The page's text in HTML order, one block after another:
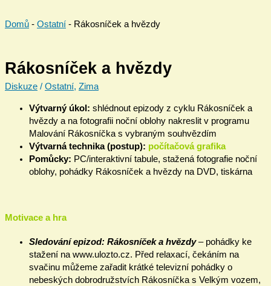
Domů - Ostatní - Rákosníček a hvězdy
Rákosníček a hvězdy
Diskuze / Ostatní, Zima
Výtvarný úkol: shlédnout epizody z cyklu Rákosníček a
hvězdy a na fotografii noční oblohy nakreslit v programu
Malování Rákosníčka s vybraným souhvězdím
Výtvarná technika (postup): počítačová grafika
Pomůcky: PC/interaktivní tabule, stažená fotografie noční
oblohy, pohádky Rákosníček a hvězdy na DVD, tiskárna
Motivace a hra
Sledování epizod: Rákosníček a hvězdy– pohádky ke
stažení na www.ulozto.cz. Před relaxací, čekáním na
svačinu můžeme zařadit krátké televizní pohádky o
nebeských dobrodružstvích Rákosníčka s Velkým vozem,